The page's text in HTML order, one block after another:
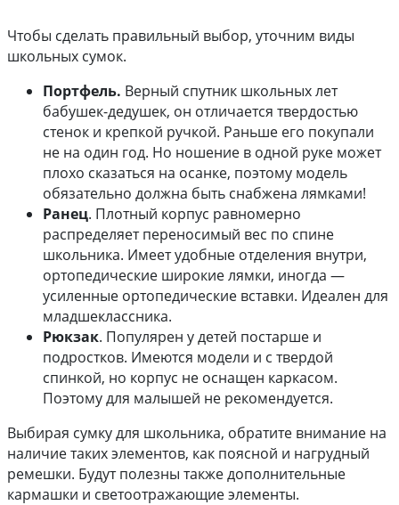
Чтобы сделать правильный выбор, уточним виды
школьных сумок.
Портфель. Верный спутник школьных лет
бабушек-дедушек, он отличается твердостью
стенок и крепкой ручкой. Раньше его покупали
не на один год. Но ношение в одной руке может
плохо сказаться на осанке, поэтому модель
обязательно должна быть снабжена лямками!
Ранец. Плотный корпус равномерно
распределяет переносимый вес по спине
школьника. Имеет удобные отделения внутри,
ортопедические широкие лямки, иногда —
усиленные ортопедические вставки. Идеален для
младшеклассника.
Рюкзак. Популярен у детей постарше и
подростков. Имеются модели и с твердой
спинкой, но корпус не оснащен каркасом.
Поэтому для малышей не рекомендуется.
Выбирая сумку для школьника, обратите внимание на
наличие таких элементов, как поясной и нагрудный
ремешки. Будут полезны также дополнительные
кармашки и светоотражающие элементы.